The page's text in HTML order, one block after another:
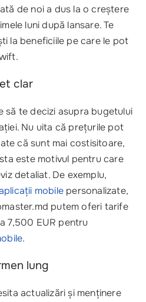
de noi a dus la o creștere
luni după lansare. Te
la beneficiile pe care le pot
clar
să te decizi asupra bugetului
Nu uita că prețurile pot
că sunt mai costisitoare,
este motivul pentru care
detaliat. De exemplu,
mobile personalizate,
putem oferi tarife
7,500 EUR pentru
.
lung
actualizări și menținere